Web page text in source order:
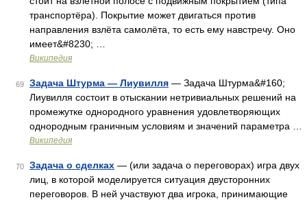
транспортёра). Покрытие может двигаться против
направления взлёта самолёта, то есть ему навстречу. Оно
имеет&#8230; …
Википедия
69 Задача Штурма — Лиувилля — Задача Штурма&#160;
Лиувилля состоит в отыскании нетривиальных решений на
промежутке однородного уравнения удовлетворяющих
однородным граничным условиям и значений параметра …
Википедия
70 Задача о сделках — (или задача о переговорах) игра двух
лиц, в которой моделируется ситуация двусторонних
переговоров. В ней участвуют два игрока, принимающие